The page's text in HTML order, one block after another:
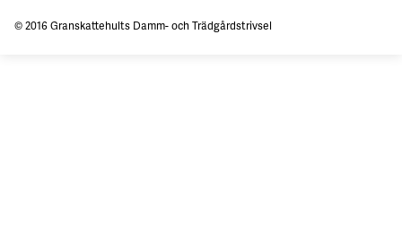
© 2016 Granskattehults Damm- och Trädgårdstrivsel